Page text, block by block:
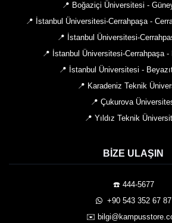
📍 Boğaziçi Üniversitesi -
📍 İstanbul Üniversitesi-Cerrahpaşa -
📍 İstanbul Üniversitesi-
📍 İstanbul Üniversitesi-Cerrahpaşa
📍 İstanbul Üniversitesi -
📍 Karadeniz Teknik
📍 Çukurova
📍 Yıldız Teknik
BIZE ULAŞIN
☎️ 444-5677
️ +90 543 352 67 87
✉️